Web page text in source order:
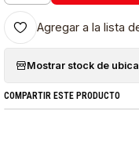
Agregar a la lista
Mostrar stock de
COMPARTIR ESTE PRODUCTO